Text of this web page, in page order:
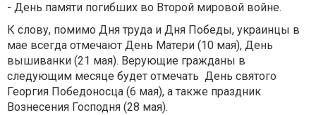
- День памяти погибших во Второй мировой войне.
К слову, помимо Дня труда и Дня Победы, украинцы в
мае всегда отмечают День Матери (10 мая), День
вышиванки (21 мая). Верующие гражданы в
следующим месяце будет отмечать День святого
Георгия Победоносца (6 мая), а также праздник
Вознесения Господня (28 мая).